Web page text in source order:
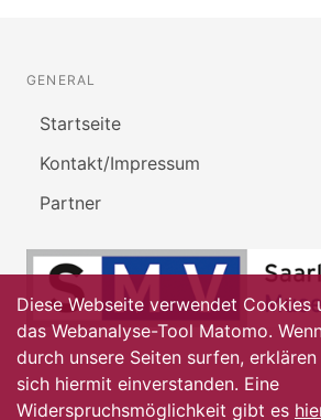
GENERAL
Startseite
Kontakt/Impressum
Partner
Diese Webseite verwendet Cookies
das Webanalyse-Tool Matomo.
durch unsere Seiten surfen, erklären
sich hiermit einverstanden. Eine
Widerspruchsmöglichkeit gibt es